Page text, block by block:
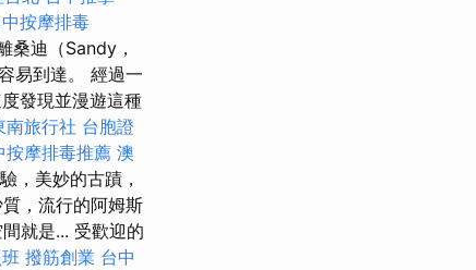
按摩排毒
桑迪（Sandy，
易到達。 經過一
發現並漫遊這種
南旅行社 台胞證
按摩排毒推薦 澳
，美妙的古蹟，
，流行的阿姆斯
就是... 受歡迎的
撥筋創業 台中